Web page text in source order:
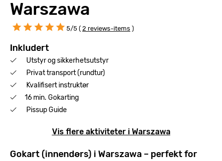
Warszawa
5/5 ( 2 reviews-items )
Inkludert
Utstyr og sikkerhetsutstyr
Privat transport (rundtur)
Kvalifisert instruktør
16 min. Gokarting
Pissup Guide
Vis flere aktiviteter i Warszawa
Gokart (innendørs) i Warszawa – perfekt for